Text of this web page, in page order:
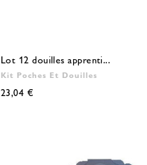
Lot 12 douilles apprenti...
Kit Poches Et Douilles
23,04 €